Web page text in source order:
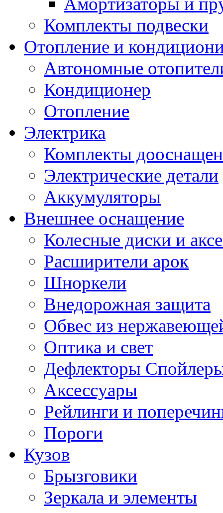
Комплекты подвески
Отопление и
Автономные
Кондиционер
Отопление
Электрика
Комплекты
Электрические детали
Аккумуляторы
Внешнее оснащение
Колесные диски и
Расширители арок
Шноркели
Внедорожная защита
Обвес из
Оптика и свет
Дефлекторы
Аксессуары
Рейлинги и
Пороги
Кузов
Брызговики
Зеркала и элементы